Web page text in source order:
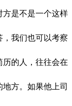
方是不是一个这样
，我们也可以考察
的人，往往会在
方。如果他上司